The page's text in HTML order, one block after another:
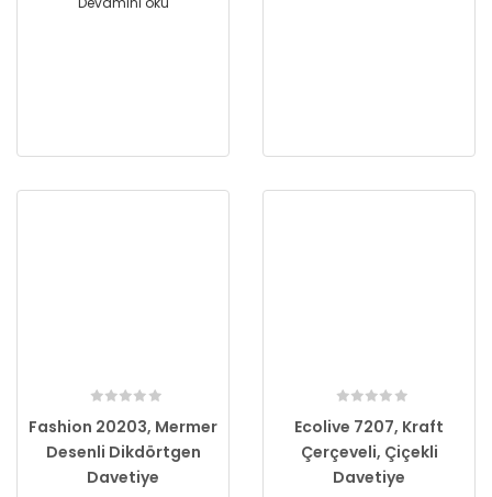
Fashion 20203, Mermer
Desenli Dikdörtgen
Davetiye
Ecolive 7207, Kraft
Çerçeveli, Çiçekli
Davetiye